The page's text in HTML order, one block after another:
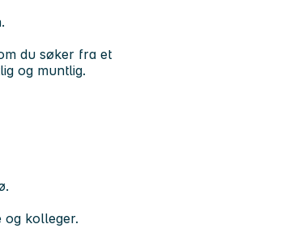
du søker fra et
og muntlig.
og kolleger.